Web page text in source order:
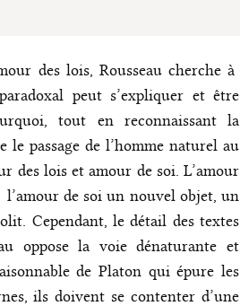
des lois, Rousseau cherche à
peut s’expliquer et être
tout en reconnaissant la
passage de l’homme naturel au
lois et amour de soi. L’amour
de soi un nouvel objet, un
Cependant, le détail des textes
oppose la voie dénaturante et
de Platon qui épure les
ils doivent se contenter d’une